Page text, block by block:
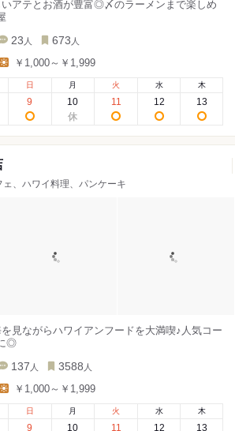
いアテとお酒が豊富◎〆のラーメンまで楽しめ
23 人 673 人
￥1,000～￥1,999
日
9
月
10
火
11
水
12
木
13
、ハワイ料理、パンケーキ
を見ながらハワイアンフードを大満喫♪人気コー
◎
137 人 3588 人
￥1,000～￥1,999
日
9
月
10
火
11
水
12
木
13